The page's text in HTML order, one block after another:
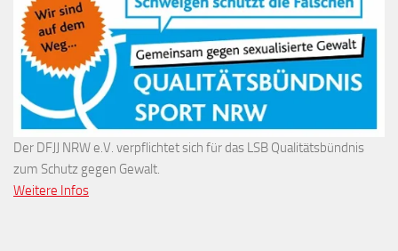
Der DFJJ NRW e.V. verpflichtet sich für das LSB Qualitätsbündnis
zum Schutz gegen Gewalt.
Weitere Infos